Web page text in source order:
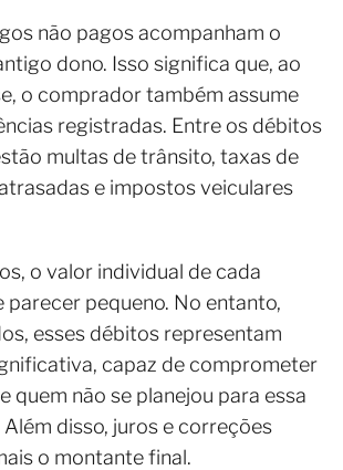
não pagos acompanham o
dono. Isso significa que, ao
o comprador também assume
registradas. Entre os débitos
multas de trânsito, taxas de
e impostos veiculares
o valor individual de cada
parecer pequeno. No entanto,
esses débitos representam
capaz de comprometer
quem não se planejou para essa
disso, juros e correções
o montante final.